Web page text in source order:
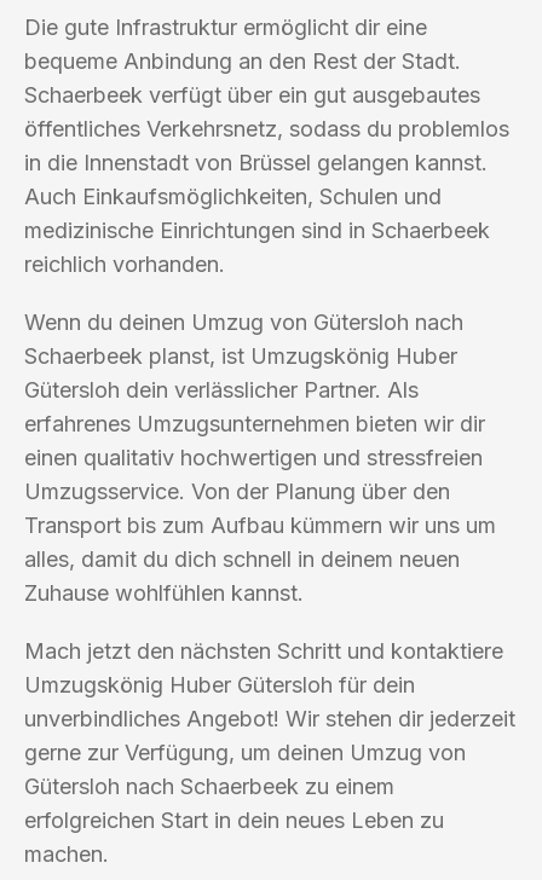
Die gute Infrastruktur ermöglicht dir eine
bequeme Anbindung an den Rest der Stadt.
Schaerbeek verfügt über ein gut ausgebautes
öffentliches Verkehrsnetz, sodass du problemlos
in die Innenstadt von Brüssel gelangen kannst.
Auch Einkaufsmöglichkeiten, Schulen und
medizinische Einrichtungen sind in Schaerbeek
reichlich vorhanden.
Wenn du deinen Umzug von Gütersloh nach
Schaerbeek planst, ist Umzugskönig Huber
Gütersloh dein verlässlicher Partner. Als
erfahrenes Umzugsunternehmen bieten wir dir
einen qualitativ hochwertigen und stressfreien
Umzugsservice. Von der Planung über den
Transport bis zum Aufbau kümmern wir uns um
alles, damit du dich schnell in deinem neuen
Zuhause wohlfühlen kannst.
Mach jetzt den nächsten Schritt und kontaktiere
Umzugskönig Huber Gütersloh für dein
unverbindliches Angebot! Wir stehen dir jederzeit
gerne zur Verfügung, um deinen Umzug von
Gütersloh nach Schaerbeek zu einem
erfolgreichen Start in dein neues Leben zu
machen.